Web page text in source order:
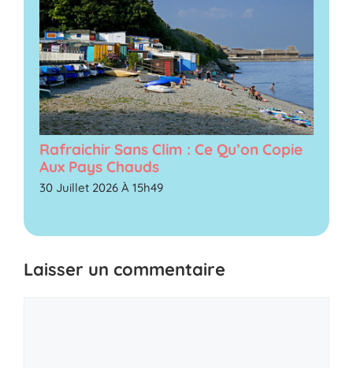
Rafraichir Sans Clim : Ce Qu’on Copie
Aux Pays Chauds
30 Juillet 2026 À 15h49
Laisser un commentaire